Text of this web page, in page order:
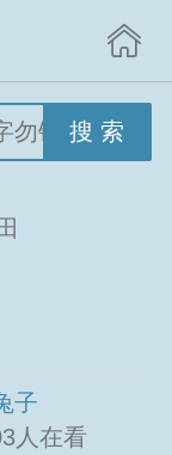
搜 索
子
人在看